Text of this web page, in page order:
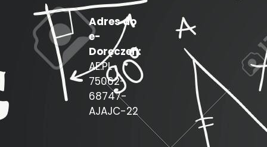
Adres do
e-
Doręczeń:
AE:PL-
75062-
68747-
AJAJC-22